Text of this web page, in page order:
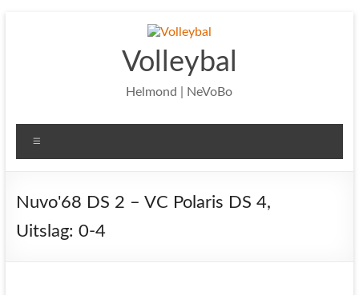
Volleybal
Helmond | NeVoBo
Nuvo'68 DS 2 – VC Polaris DS 4,
Uitslag: 0-4